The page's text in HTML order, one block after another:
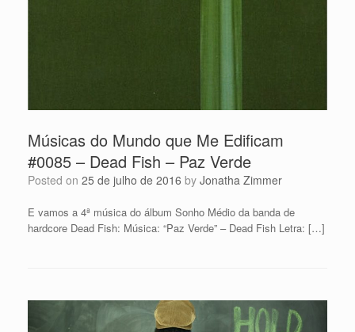
Músicas do Mundo que Me Edificam
#0085 – Dead Fish – Paz Verde
Posted on 25 de julho de 2016 by Jonatha Zimmer
E vamos a 4ª música do álbum Sonho Médio da banda de
hardcore Dead Fish: Música: “Paz Verde” – Dead Fish Letra: […]